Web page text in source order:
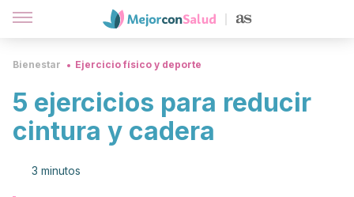
Bienestar Ejercicio físico y deporte
5 ejercicios para reducir
cintura y cadera
3 minutos